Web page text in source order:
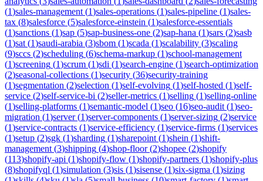
(1)sales-management (1)sales-operations (1)sales-pipeline (1)sales-
tax (8)salesforce (5)salesforce-einstein (1)salesforce-essentials
(1)sanctions (1)sap (5)sap-business-one (2)sap-hana (1)sars (2)sasb
(1)sat (1)saudi-arabia (3)sbom (1)scada (1)scalability (3)scaling
(9)sccs (2)scheduling (6)schema-markup (1)school-management
(1)screening (1)scrum (1)sdi (1)search-engine (1)search-optimization
(2)seasonal-collections (1)security (36)security-training
(1)segmentation (2)selection (1)self-evolving (1)self-hosted (1)self-
service (2)self-service-bi (2)seller-metrics (1)selling (1)selling-online
(1)selling-platforms (1)semantic-model (1)seo (16)seo-audit (1)seo-
migration (1)server(1)server-components (1)server-sizing (2)service
(1)service-contracts (1)service-efficiency (1)service-firms (1)services
(1)setup (2)sgk (1)sharding (1)sharepoint (1)shein (1)shift-
management (3)shipping (4)shop-floor(2)shopee (2)shopify
(113)shopify-api (1)shopify-flow (1)shopify-partners (1)shopify-plus
(8)shopifyql (1)simulation (3)sis (1)sisense (1)six-sigma (1)sizing